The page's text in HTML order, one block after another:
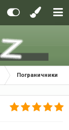
Пограничники